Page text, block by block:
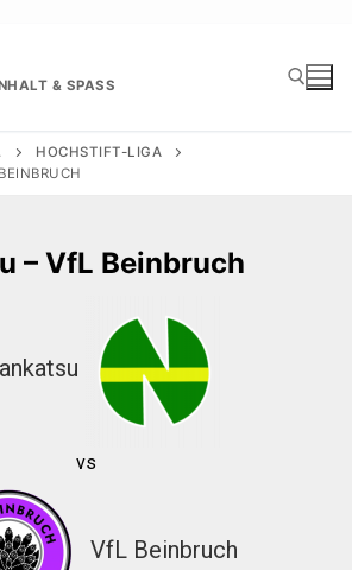
& SPASS
HOCHSTIFT-LIGA
– VfL Beinbruch
vs
VfL Beinbruch